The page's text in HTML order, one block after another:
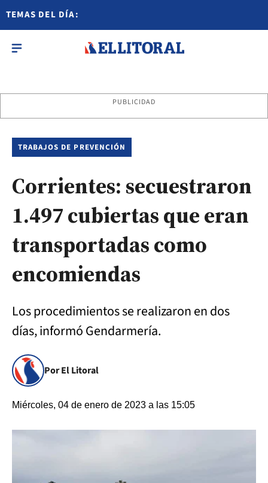
TEMAS DEL DÍA:
PUBLICIDAD
TRABAJOS DE PREVENCIÓN
Corrientes: secuestraron
1.497 cubiertas que eran
transportadas como
encomiendas
Los procedimientos se realizaron en dos
días, informó Gendarmería.
Por El Litoral
Miércoles, 04 de enero de 2023 a las 15:05